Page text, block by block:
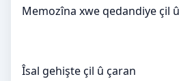
Memozîna xwe qedandiye çil
Îsal gehişte çil û çaran